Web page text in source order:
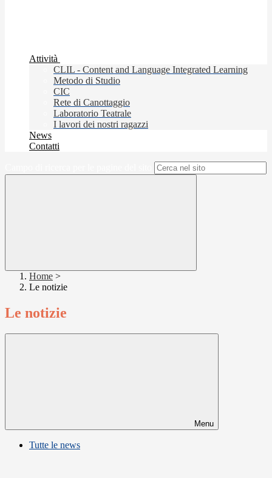
Attività
CLIL - Content and Language Integrated Learning
Metodo di Studio
CIC
Rete di Canottaggio
Laboratorio Teatrale
I lavori dei nostri ragazzi
News
Contatti
Home >
Le notizie
Le notizie
Menu
Tutte le news